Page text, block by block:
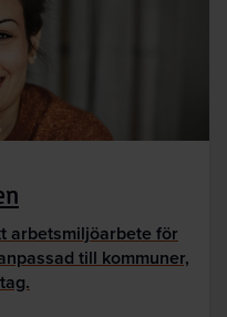
arbetsmiljöarbete för
till kommuner,